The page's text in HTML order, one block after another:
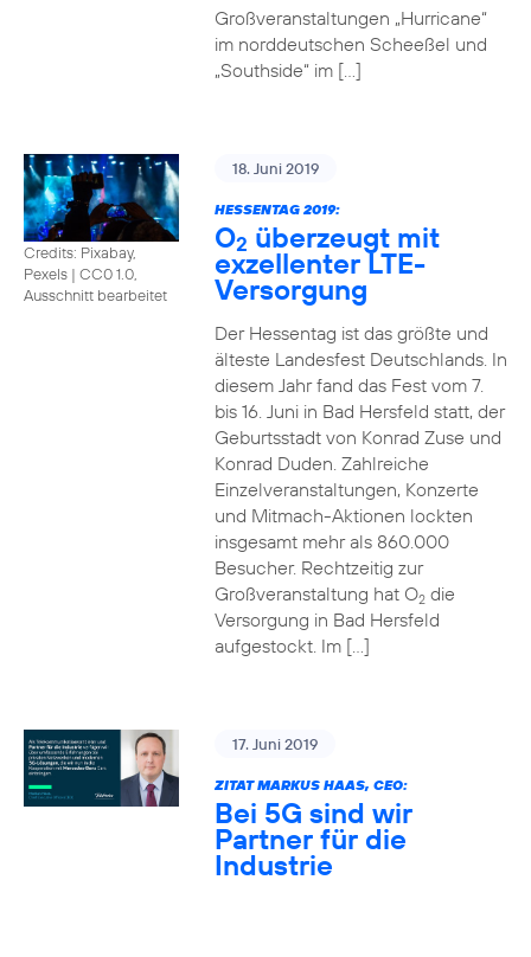
Großveranstaltungen „Hurricane“
im norddeutschen Scheeßel und
„Southside“ im […]
Credits: Pixabay,
Pexels | CC0 1.0,
Ausschnitt bearbeitet
18. Juni 2019
HESSENTAG 2019:
O2 überzeugt mit
exzellenter LTE-
Versorgung
Der Hessentag ist das größte und
älteste Landesfest Deutschlands. In
diesem Jahr fand das Fest vom 7.
bis 16. Juni in Bad Hersfeld statt, der
Geburtsstadt von Konrad Zuse und
Konrad Duden. Zahlreiche
Einzelveranstaltungen, Konzerte
und Mitmach-Aktionen lockten
insgesamt mehr als 860.000
Besucher. Rechtzeitig zur
Großveranstaltung hat O2die
Versorgung in Bad Hersfeld
aufgestockt. Im […]
17. Juni 2019
ZITAT MARKUS HAAS, CEO:
Bei 5G sind wir
Partner für die
Industrie